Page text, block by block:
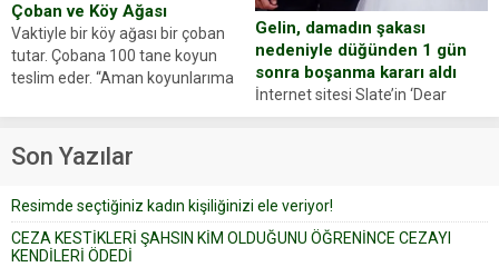
Çoban ve Köy Ağası
Vaktiyle bir köy ağası bir çoban
tutar. Çobana 100 tane koyun
teslim eder. “Aman koyunlarıma
Çoban koyunları alır gider. Aylar...
Gelin, damadın şakası
nedeniyle düğünden 1 gün
sonra boşanma kararı aldı
İnternet sitesi Slate’in ‘Dear
Prudence’ isimli tavsiye köşesine
yapıştırdığı için düğünden...
Son Yazılar
Resimde seçtiğiniz kadın kişiliğinizi ele veriyor!
CEZA KESTİKLERİ ŞAHSIN KİM OLDUĞUNU ÖĞRENİNCE CEZAYI
KENDİLERİ ÖDEDİ